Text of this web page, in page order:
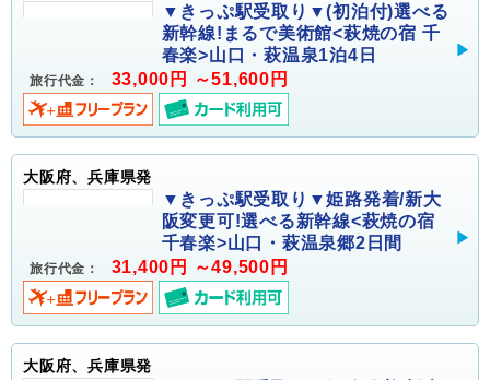
▼きっぷ駅受取り▼(初泊付)選べる
新幹線!まるで美術館<萩焼の宿 千
春楽>山口・萩温泉1泊4日
旅行代金： 33,000円 ～51,600円
大阪府、兵庫県発
▼きっぷ駅受取り▼姫路発着/新大
阪変更可!選べる新幹線<萩焼の宿
千春楽>山口・萩温泉郷2日間
旅行代金： 31,400円 ～49,500円
大阪府、兵庫県発